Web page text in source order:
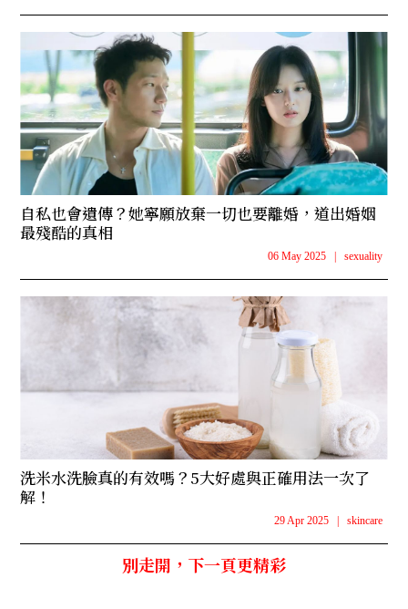
自私也會遺傳？她寧願放棄一切也要離婚，道出婚姻
最殘酷的真相
06 May 2025 sexuality
洗米水洗臉真的有效嗎？5大好處與正確用法一次了
解！
29 Apr 2025 skincare
別走開，下一頁更精彩